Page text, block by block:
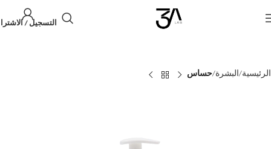
التسجيل /
الرئيسية البشرة حساس